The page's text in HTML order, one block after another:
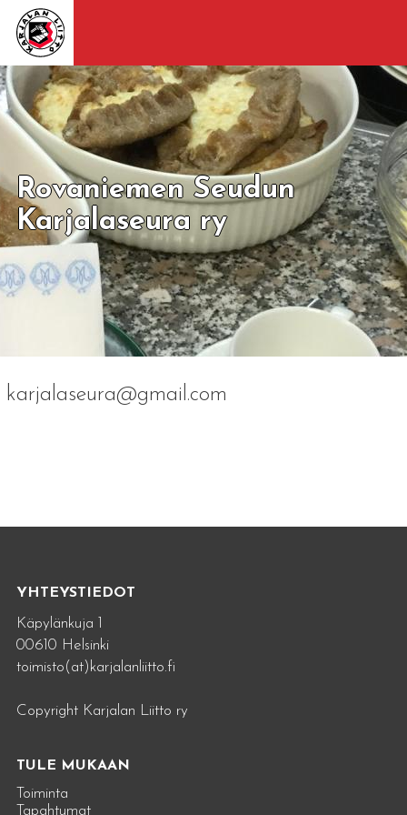
Rovaniemen Seudun
Karjalaseura ry
karjalaseura@gmail.com
YHTEYSTIEDOT
Käpylänkuja 1
00610 Helsinki
toimisto(at)karjalanliitto.fi
Copyright Karjalan Liitto ry
TULE MUKAAN
Toiminta
Tapahtumat